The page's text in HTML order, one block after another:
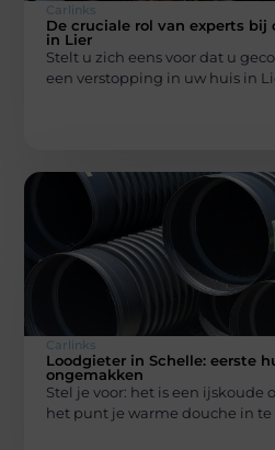
Carlinks
De cruciale rol van experts bij
in Lier
Stelt u zich eens voor dat u
een verstopping in uw huis in
Carlinks
Loodgieter in Schelle: eerste
ongemakken
Stel je voor: het is een ijskoude
het punt je warme douche in te